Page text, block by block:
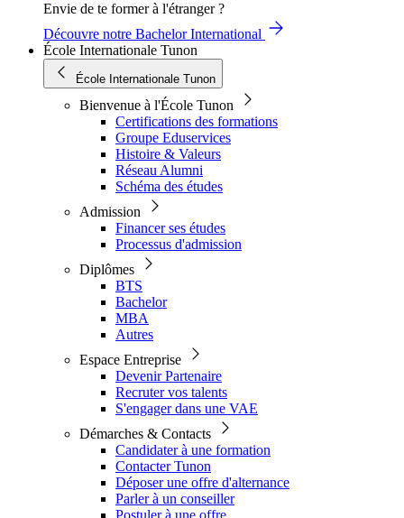
Envie de te former à l'étranger ?
Découvre notre Bachelor International
École Internationale Tunon
École Internationale Tunon
Bienvenue à l'École Tunon
Certifications des formations
Groupe Eduservices
Histoire & Valeurs
Réseau Alumni
Schéma des études
Admission
Financer ses études
Processus d'admission
Diplômes
BTS
Bachelor
MBA
Autres
Espace Entreprise
Devenir Partenaire
Recruter vos talents
S'engager dans une VAE
Démarches & Contacts
Candidater à une formation
Contacter Tunon
Déposer une offre d'alternance
Parler à un conseiller
Postuler à une offre